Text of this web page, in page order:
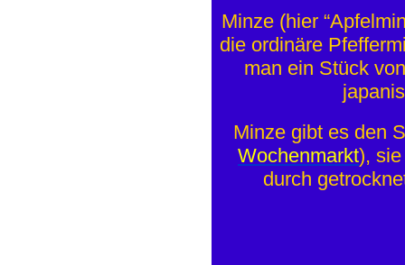
Minze (hier
die ordinäre
man ein Stück
Minze gibt es den
Wochenmarkt),
durch